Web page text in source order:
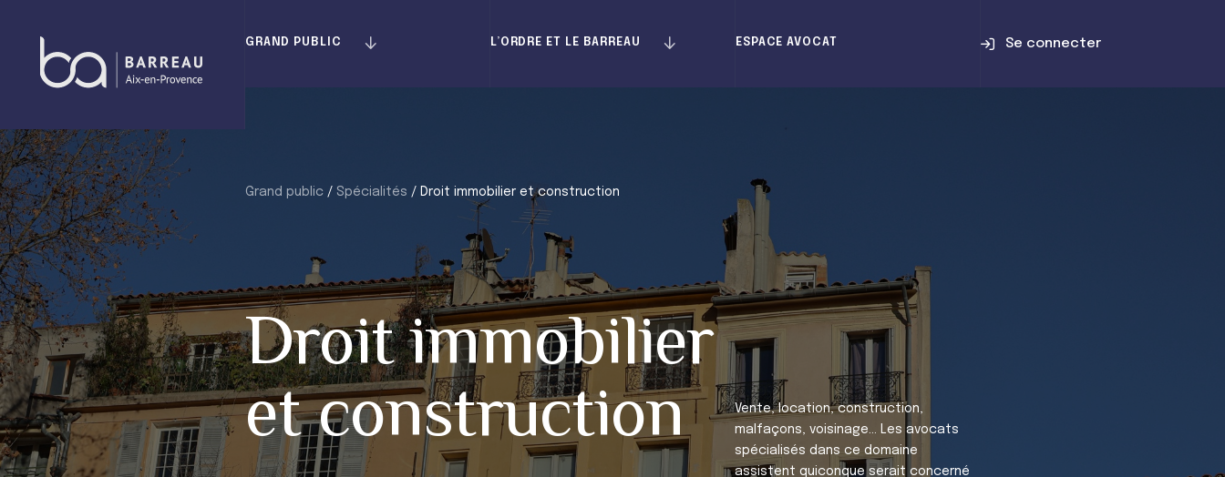
content
GRAND PUBLIC L’ORDRE ET LE BARREAU ESPACE AVOCAT Se connecter
Grand public/ Spécialités / Droit immobilier et construction
Droit immobilier
et construction
Vente, location, construction,
malfaçons, voisinage... Les avocats
spécialisés dans ce domaine
assistent quiconque serait concerné